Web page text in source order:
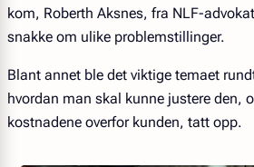
kom, Roberth Aksnes, fra NLF-
snakke om ulike problemstillinger.
Blant annet ble det viktige temaet
hvordan man skal kunne justere den,
kostnadene overfor kunden, tatt opp.